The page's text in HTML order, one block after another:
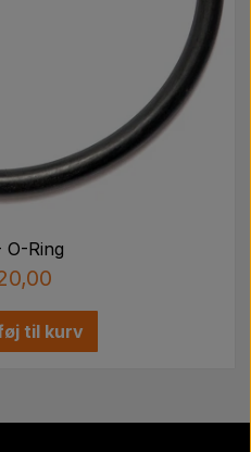
O-Ring
til kurv